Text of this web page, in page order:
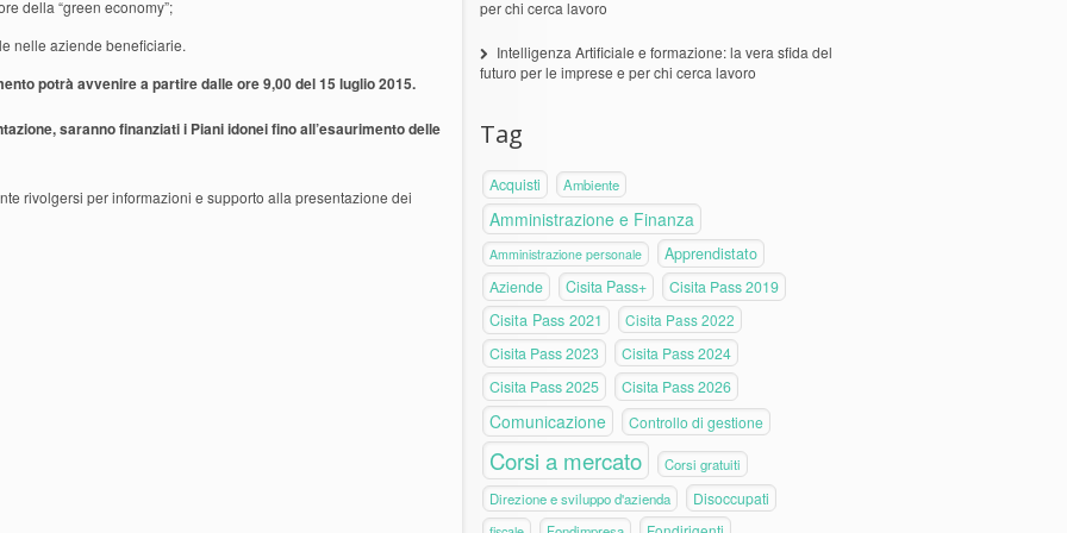
della “green economy”;
nelle aziende beneficiarie.
potrà avvenire a partire dalle ore 9,00 del 15 luglio 2015.
saranno finanziati i Piani idonei fino all’esaurimento delle
rivolgersi per informazioni e supporto alla presentazione dei
per chi cerca lavoro
Intelligenza Artificiale e formazione: la vera sfida del
futuro per le imprese e per chi cerca lavoro
Tag
Acquisti Ambiente
Amministrazione e Finanza
Amministrazione personale
Apprendistato
Aziende
Cisita Pass+
Cisita Pass 2019
Cisita Pass 2021
Cisita Pass 2022
Cisita Pass 2023 Cisita Pass 2024
Cisita Pass 2025 Cisita Pass 2026
Comunicazione Controllo di gestione
Corsi a mercato
Corsi gratuiti
Direzione e sviluppo d'azienda
Disoccupati